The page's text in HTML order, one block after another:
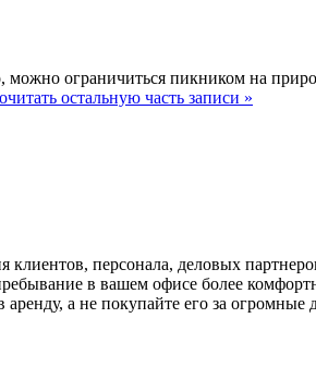
ограничиться пикником на
остальную часть записи »
персонала, деловых
в вашем офисе более
а не покупайте его за огромные